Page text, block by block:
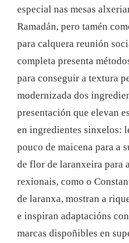
especial nas mesas
Ramadán, pero tamén
para calquera reunión
completa presenta
para conseguir a textura
modernizada dos
presentación que elevan
en ingredientes sinxelos:
pouco de maicena para a
de flor de laranxeira para
rexionais, como o
de laranxa, mostran a
e inspiran adaptacións
marcas dispoñibles en